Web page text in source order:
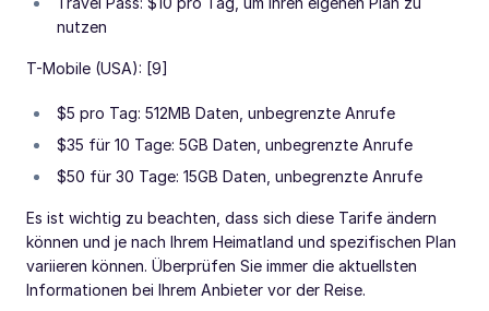
nutzen
T-Mobile (USA): [9]
$5 pro Tag: 512MB Daten, unbegrenzte Anrufe
$35 für 10 Tage: 5GB Daten, unbegrenzte Anrufe
$50 für 30 Tage: 15GB Daten, unbegrenzte Anrufe
Es ist wichtig zu beachten, dass sich diese Tarife ändern
können und je nach Ihrem Heimatland und spezifischen Plan
variieren können. Überprüfen Sie immer die aktuellsten
Informationen bei Ihrem Anbieter vor der Reise.